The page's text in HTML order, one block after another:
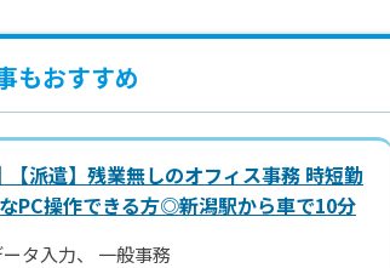
もおすすめ
【派遣】残業無しのオフィス事務 時短勤
PC操作できる方◎新潟駅から車で10分
ータ入力、 一般事務